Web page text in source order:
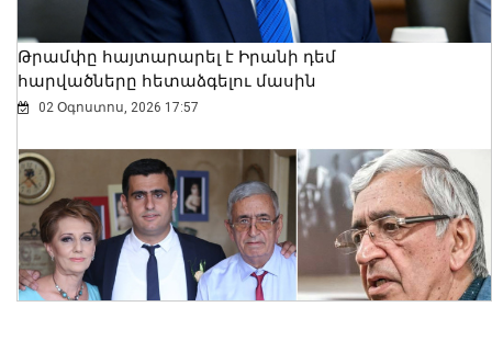
2027 թվականից խաղատնային
Թրամփը հայտարարել է Իրանի դեմ
հարվածները հետաձգելու մասին
02 Օգոստոս, 2026 17:57